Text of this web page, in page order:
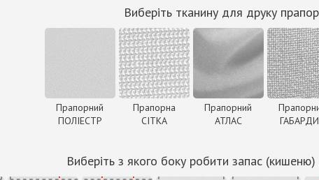
Виберіть тканину для друку
Прапорний
ПОЛІЕСТР
Прапорна
СІТКА
Прапорний
АТЛАС
Виберіть з якого боку робити запас